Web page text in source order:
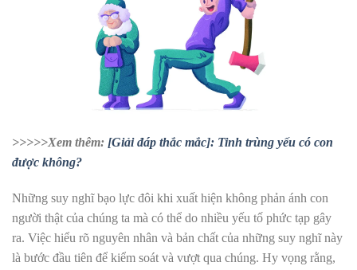
>>>>>Xem thêm: [Giải đáp thắc mắc]: Tinh trùng yếu có con
được không?
Những suy nghĩ bạo lực đôi khi xuất hiện không phản ánh con
người thật của chúng ta mà có thể do nhiều yếu tố phức tạp gây
ra. Việc hiểu rõ nguyên nhân và bản chất của những suy nghĩ này
là bước đầu tiên để kiểm soát và vượt qua chúng. Hy vọng rằng,